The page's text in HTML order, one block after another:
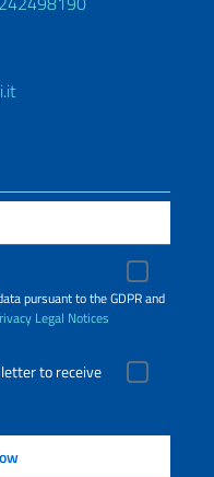
pursuant to the GDPR and
Legal Notices
to receive